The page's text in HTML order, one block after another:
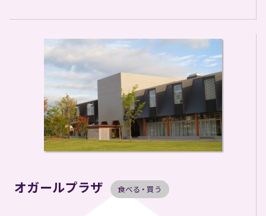
オガールプラザ 食べる・買う